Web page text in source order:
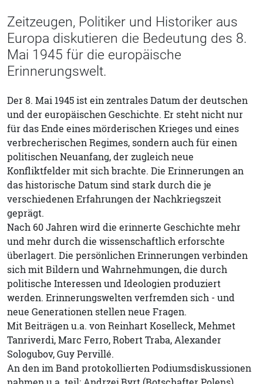
Zeitzeugen, Politiker und Historiker aus
Europa diskutieren die Bedeutung des 8.
Mai 1945 für die europäische
Erinnerungswelt.
Der 8. Mai 1945 ist ein zentrales Datum der deutschen
und der europäischen Geschichte. Er steht nicht nur
für das Ende eines mörderischen Krieges und eines
verbrecherischen Regimes, sondern auch für einen
politischen Neuanfang, der zugleich neue
Konfliktfelder mit sich brachte. Die Erinnerungen an
das historische Datum sind stark durch die je
verschiedenen Erfahrungen der Nachkriegszeit
geprägt.
Nach 60 Jahren wird die erinnerte Geschichte mehr
und mehr durch die wissenschaftlich erforschte
überlagert. Die persönlichen Erinnerungen verbinden
sich mit Bildern und Wahrnehmungen, die durch
politische Interessen und Ideologien produziert
werden. Erinnerungswelten verfremden sich - und
neue Generationen stellen neue Fragen.
Mit Beiträgen u.a. von Reinhart Koselleck, Mehmet
Tanriverdi, Marc Ferro, Robert Traba, Alexander
Sologubov, Guy Pervillé.
An den im Band protokollierten Podiumsdiskussionen